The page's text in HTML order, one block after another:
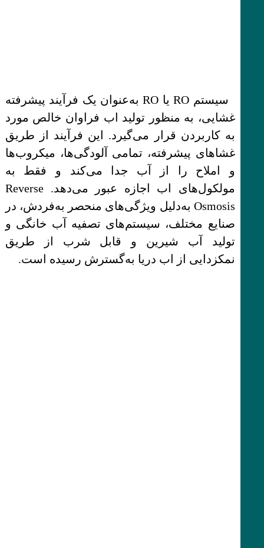
سیستم RO یا RO به‌عنوان یک فرآیند پیشرفته
غشایی، به منظور تولید اب فراوان خالص مورد
به کاربردن قرار می‌گیرد. این فرآیند از طریق
غشاهای پیشرفته، تمامی آلودگی‌ها، میکروب‌ها
و املاح را از آب جدا می‌کند و فقط به
مولکول‌های اب اجازه عبور می‌دهد. Reverse
Osmosis به‌دلیل ویژگی‌های منحصر به‌فردش، در
صنایع مختلف، سیستم‌های تصفیه آب خانگی و
تولید آب شیرین و قابل شرب از طریق
نمکزدایی از اب دریا به‌گسترش رسیده است.